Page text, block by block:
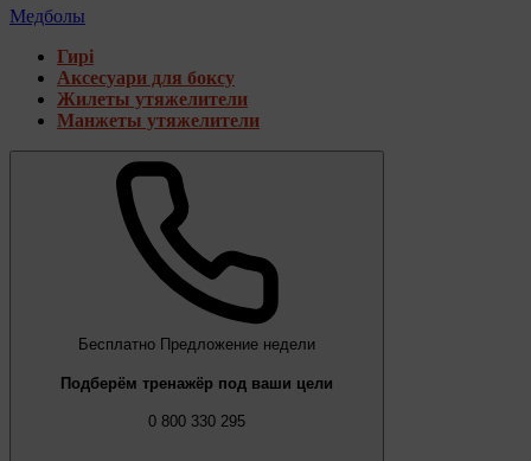
Медболы
Гирі
Аксесуари для боксу
Жилеты утяжелители
Манжеты утяжелители
Бесплатно Предложение недели
Подберём тренажёр под ваши цели
0 800 330 295